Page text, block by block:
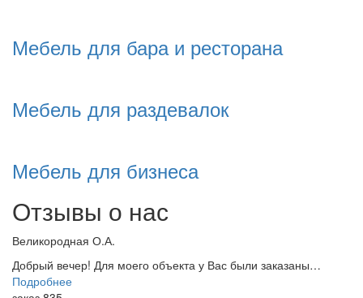
Мебель для бара и ресторана
Мебель для раздевалок
Мебель для бизнеса
Отзывы о нас
Великородная О.А.
Добрый вечер! Для моего объекта у Вас были заказаны…
Подробнее